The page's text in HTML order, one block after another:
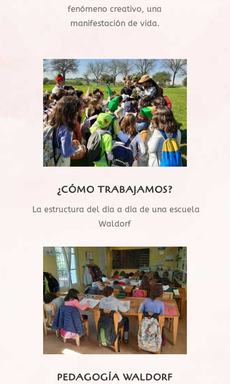
fenómeno creativo, una
manifestación de vida.
¿CÓMO TRABAJAMOS?
La estructura del día a día de una escuela
Waldorf
PEDAGOGÍA WALDORF